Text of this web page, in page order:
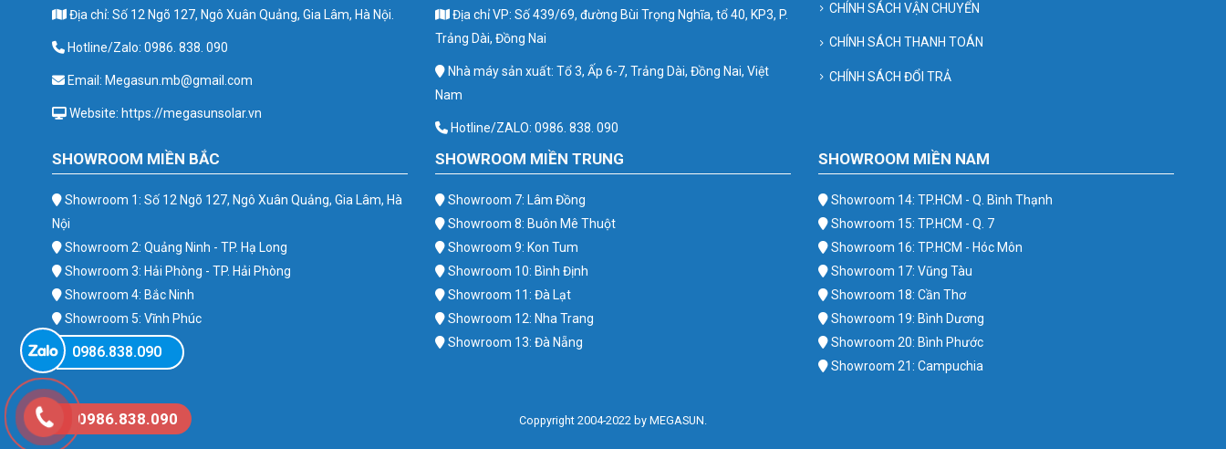
Địa chỉ: Số 12 Ngõ 127, Ngô Xuân Quảng, Gia Lâm, Hà Nội.
Hotline/Zalo: 0986. 838. 090
Email: Megasun.mb@gmail.com
Website: https://megasunsolar.vn
Địa chỉ VP: Số 439/69, đường Bùi Trọng Nghĩa, tổ 40, KP3, P.
Trảng Dài, Đồng Nai
Nhà máy sản xuất: Tổ 3, Ấp 6-7, Trảng Dài, Đồng Nai, Việt
Nam
Hotline/ZALO: 0986. 838. 090
CHÍNH SÁCH VẬN CHUYỂN
CHÍNH SÁCH THANH TOÁN
CHÍNH SÁCH ĐỔI TRẢ
SHOWROOM MIỀN BẮC
Showroom 1: Số 12 Ngõ 127, Ngô Xuân Quảng, Gia Lâm, Hà
Nội
Showroom 2: Quảng Ninh - TP. Hạ Long
Showroom 3: Hải Phòng - TP. Hải Phòng
Showroom 4: Bắc Ninh
Showroom 5: Vĩnh Phúc
Showroom 6: Ba Vì
SHOWROOM MIỀN TRUNG
Showroom 7: Lâm Đồng
Showroom 8: Buôn Mê Thuột
Showroom 9: Kon Tum
Showroom 10: Bình Định
Showroom 11: Đà Lạt
Showroom 12: Nha Trang
Showroom 13: Đà Nẵng
SHOWROOM MIỀN NAM
Showroom 14: TP.HCM - Q. Bình Thạnh
Showroom 15: TP.HCM - Q. 7
Showroom 16: TP.HCM - Hóc Môn
Showroom 17: Vũng Tàu
Showroom 18: Cần Thơ
Showroom 19: Bình Dương
Showroom 20: Bình Phước
Showroom 21: Campuchia
Coppyright 2004-2022 by MEGASUN.
0986.838.090
0986.838.090